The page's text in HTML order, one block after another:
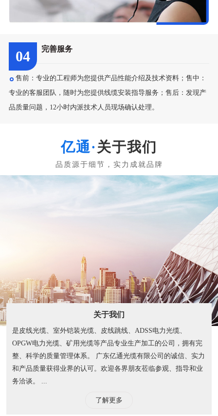
04 完善服务
售前：专业的工程师为您提供产品性能介绍及技术资料；售中：
专业的客服团队，随时为您提供线缆安装指导服务；售后：发现产
品质量问题，12小时内派技术人员现场确认处理。
关于我们
关于我们
是皮线光缆、室外铠装光缆、皮线跳线、ADSS电力光缆、
OPGW电力光缆、矿用光缆等产品专业生产加工的公司，拥有完
整、科学的质量管理体系。 广东亿通光缆有限公司的诚信、实力
和产品质量获得业界的认可。欢迎各界朋友莅临参观、指导和业
务洽谈。 ...
了解更多